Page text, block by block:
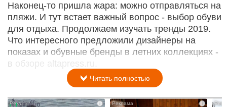
Наконец-то пришла жара: можно отправляться на
пляжи. И тут встает важный вопрос - выбор обуви
для отдыха. Продолжаем изучать тренды 2019.
Что интересного предложили дизайнеры на
показах и обувные бренды в летних коллекциях -
в обзоре altapress.ru.
Читать полностью
i i